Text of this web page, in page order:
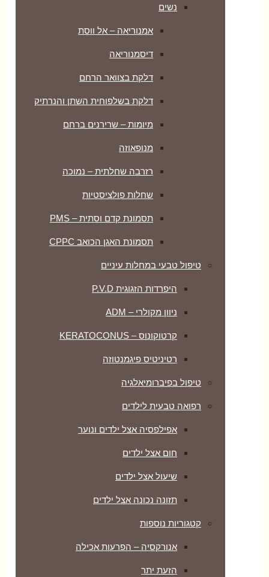
נשים
אמנוריאה – אל ווסת
דיסמנוריאה
דלקת בצוואר הרחם
דלקת בשלפוחית השתן והנרתיק
מיומות – שרירנים ברחם
מנופאוזה
רזרבה שחלתית – נמוכה
שחלות פולציסטיות
תסמונת קדם וסתית – PMS
תסמונת האגן הכואב CPPC
טיפול טבעי במחלות עיניים
היפרדות הזגוגית P.V.D
ניוון מקולרי – ADM
קרטוקונוס – KERATOCONUS
רטיניטיס פיגמנטוזה
טיפול בפיברומיאלגיה
רפואה טבעית לילדים
אפילפסיה אצל ילדים ונוער
חום אצל ילדים
שיעול אצל ילדים
תזונה נכונה אצל ילדים
קטגוריות נוספות
אנורקסיה – הפרעות אכילה
הזעת יתר